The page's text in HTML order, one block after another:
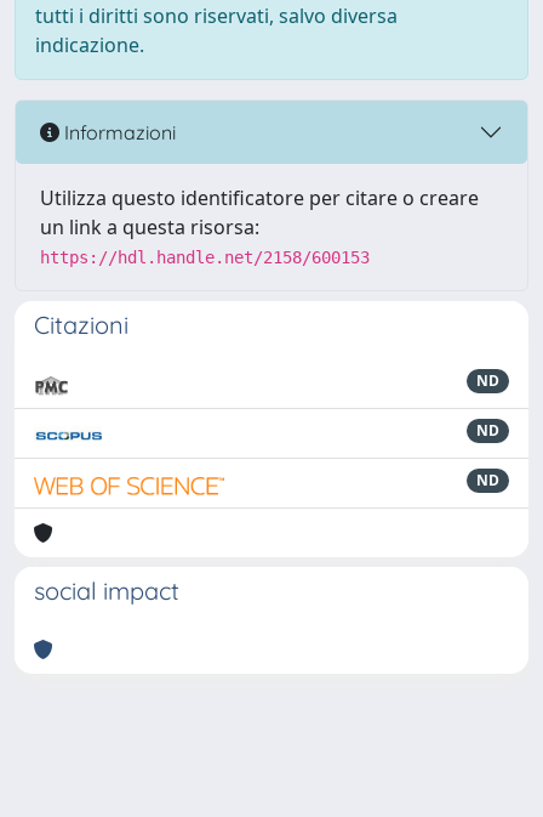
tutti i diritti sono riservati, salvo diversa
indicazione.
Informazioni
Utilizza questo identificatore per citare o creare
un link a questa risorsa:
https://hdl.handle.net/2158/600153
Citazioni
ND
ND
ND
social impact